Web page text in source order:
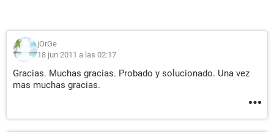
jOrGe
18 jun 2011 a las 02:17
Gracias. Muchas gracias. Probado y solucionado. Una vez
mas muchas gracias.